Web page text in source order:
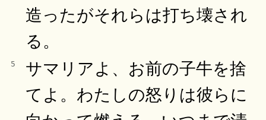
造ったがそれらは打ち壊され
る。
5
サマリアよ、お前の子牛を捨
てよ。わたしの怒りは彼らに